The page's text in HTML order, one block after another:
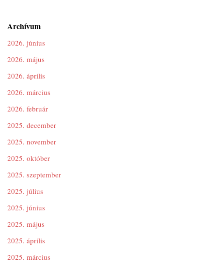
Archívum
2026. június
2026. május
2026. április
2026. március
2026. február
2025. december
2025. november
2025. október
2025. szeptember
2025. július
2025. június
2025. május
2025. április
2025. március